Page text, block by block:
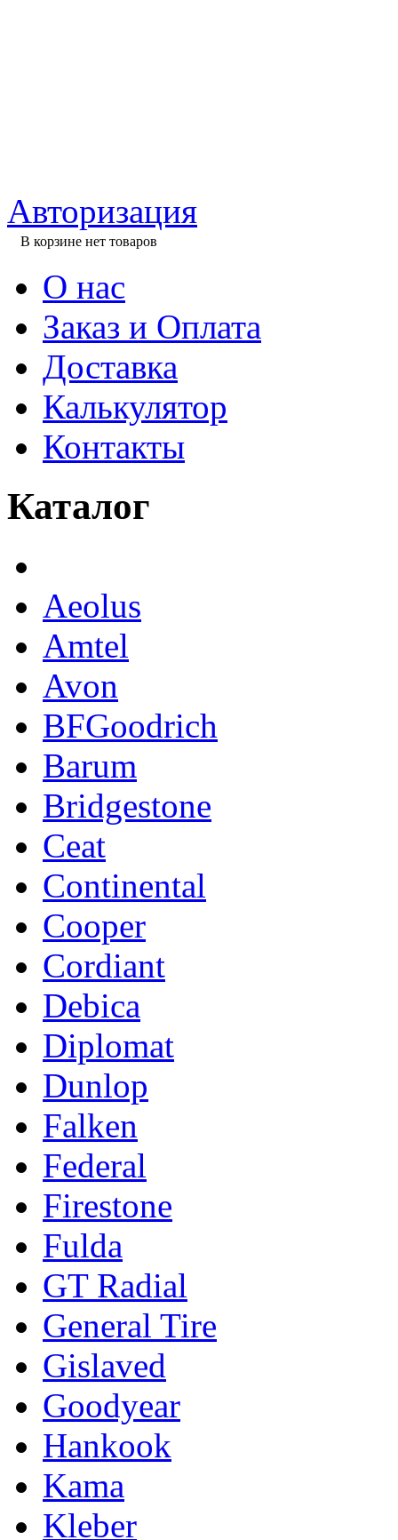
Авторизация
В корзине нет товаров
О нас
Заказ и Оплата
Доставка
Калькулятор
Контакты
Каталог
Aeolus
Amtel
Avon
BFGoodrich
Barum
Bridgestone
Ceat
Continental
Cooper
Cordiant
Debica
Diplomat
Dunlop
Falken
Federal
Firestone
Fulda
GT Radial
General Tire
Gislaved
Goodyear
Hankook
Kama
Kleber